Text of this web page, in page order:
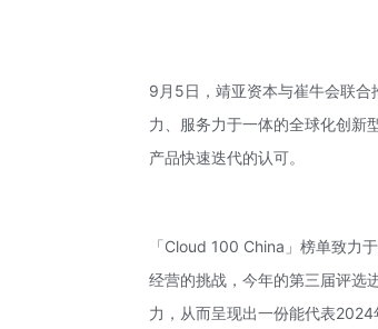
9月5日，靖亚资本与崔牛会联
力、服务力于一体的全球化创新
产品快速迭代的认可。
「Cloud 100 China」榜单致力
经营的挑战，今年的第三届评选
力，从而呈现出一份能代表2024